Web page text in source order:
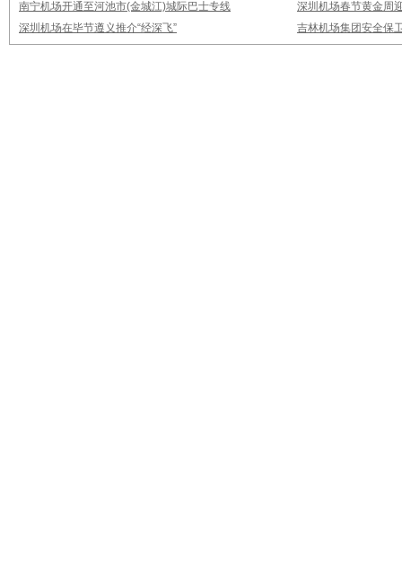
南宁机场开通至河池市(金城江)城际巴士专线
深圳机场春节黄金周
深圳机场在毕节遵义推介“经深飞”
吉林机场集团安全保